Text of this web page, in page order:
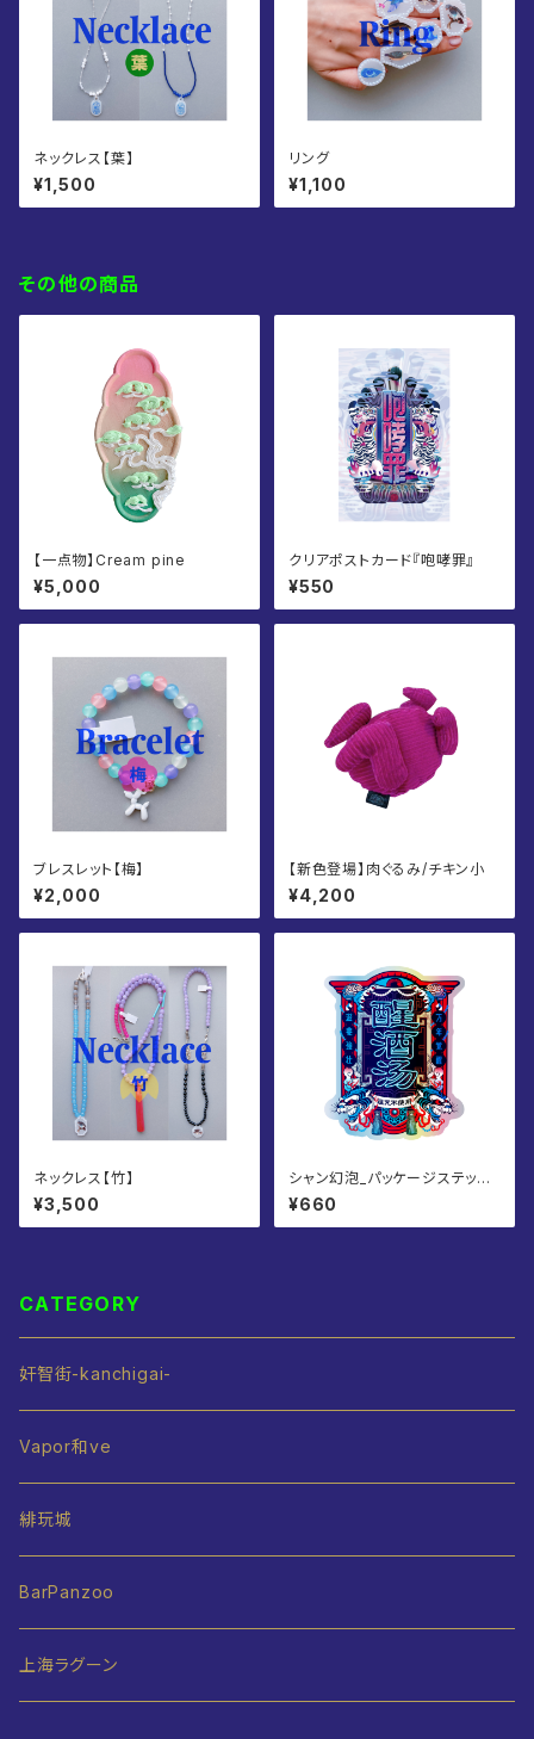
ネックレス【葉】
¥1,500
リング
¥1,100
その他の商品
【一点物】Cream pine
¥5,000
クリアポストカード『咆哮罪』
¥550
ブレスレット【梅】
¥2,000
【新色登場】肉ぐるみ/チキン小
¥4,200
ネックレス【竹】
¥3,500
シャン幻泡_パッケージステッカ
ー
¥660
CATEGORY
奸智街-kanchigai-
Vapor和ve
緋玩城
BarPanzoo
上海ラグーン